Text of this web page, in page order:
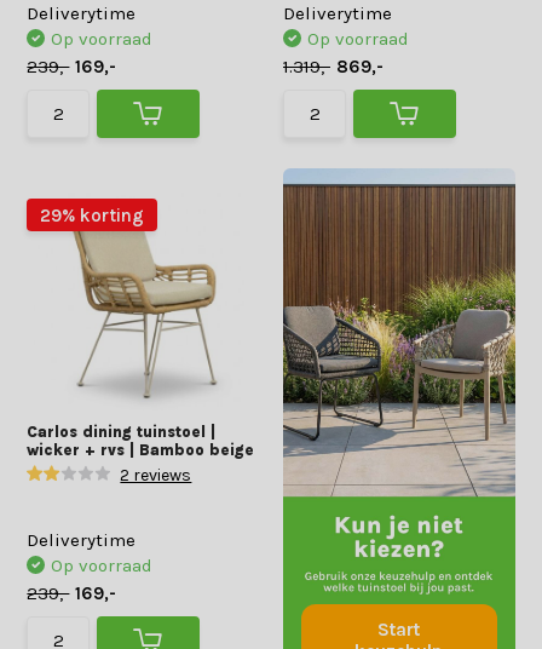
Deliverytime
Op voorraad
239,- 169,-
Deliverytime
Op voorraad
1.319,- 869,-
29% korting
Carlos dining tuinstoel |
wicker + rvs | Bamboo beige
2 reviews
Deliverytime
Op voorraad
239,- 169,-
Start